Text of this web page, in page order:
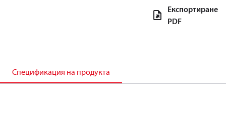
Експортиране
PDF
Спецификация на продукта